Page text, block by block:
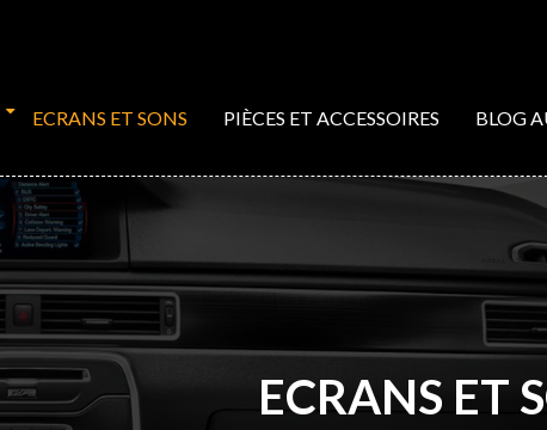
ECRANS ET SONS PIÈCES ET ACCESSOIRES BLOG
ECRANS ET